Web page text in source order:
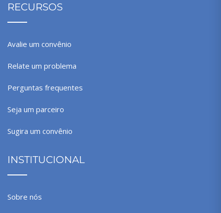
RECURSOS
Avalie um convênio
Relate um problema
Perguntas frequentes
Seja um parceiro
Sugira um convênio
INSTITUCIONAL
Sobre nós